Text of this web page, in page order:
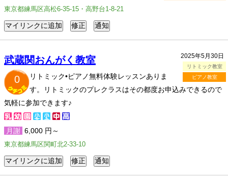
東京都練馬区高松6-35-15・高野台1-8-21
2025年5月30日
リトミック教室
ピアノ教室
武蔵関おんがく教室
0
リトミック•ピアノ無料体験レッスンありま
す。リトミックのプレクラスはその都度お申込みできるので
気軽に参加できます♪
月謝 6,000 円～
東京都練馬区関町北2-33-10